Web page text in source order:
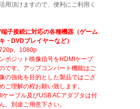
用頂けますので、便利にご利用く
端子接続に対応の各種機器（ゲーム
・DVDプレイヤーなど）
、1080p
ポジット映像信号をHDMIケーブ
です。アップコンバート機能はご
の強化を目的とした製品ではござ
ご理解の程お願い致します。
ーブル及びUSB ACアダプタは付
。別途ご用意下さい。